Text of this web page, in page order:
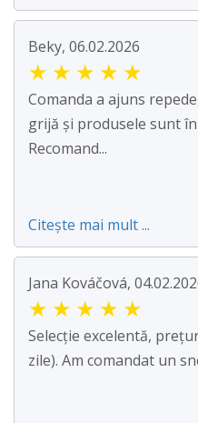
Beky, 06.02.2026
★ ★ ★ ★ ★
Comanda a ajuns
grijă și produsele sunt
Recomand...
Citește mai mult ...
Jana Kováčová,
★ ★ ★ ★ ★
Selecție excelentă,
zile). Am comandat un